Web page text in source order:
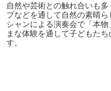
自然や芸術との触れ合いも
プなどを通して自然の素晴
シャンによる演奏会で「本
まな体験を通して子どもた
す。